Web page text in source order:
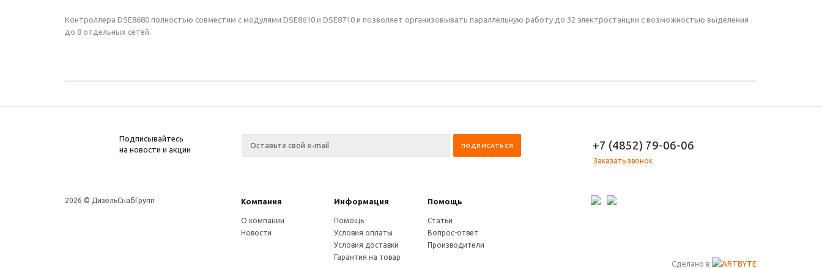
Контроллера DSE8680 полностью совместим с модулями DSE8610 и DSE8710 и позволяет организовывать параллельную работу до 32 электростанции с возможностью выделения
до 8 отдельных сетей.
Подписывайтесь
на новости и акции
+7 (4852) 79-06-06
Заказать звонок
2026 © ДизельСнабГрупп Компания Информация Помощь
О компании
Новости
Помощь
Условия оплаты
Условия доставки
Гарантия на товар
Статьи
Вопрос-ответ
Производители
Сделано в